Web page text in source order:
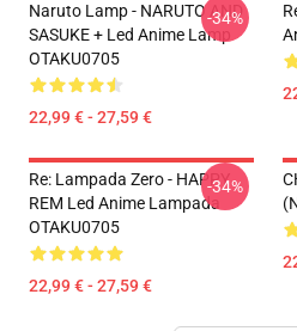
Naruto Lamp - NARUTO AND
SASUKE + Led Anime Lamp
OTAKU0705
22,99 € - 27,59 €
-34%
Re: Lampada Zero - HAPPY
REM Led Anime Lampada
OTAKU0705
22,99 € - 27,59 €
-34%